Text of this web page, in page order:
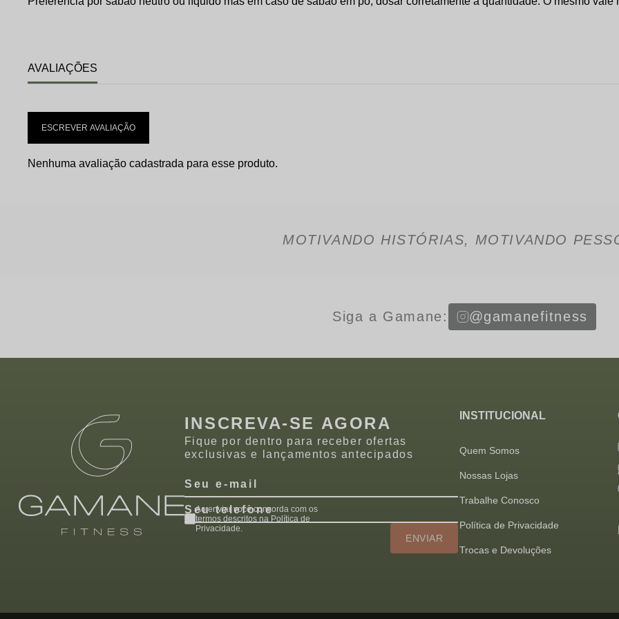
AVALIAÇÕES
ESCREVER AVALIAÇÃO
Nenhuma avaliação cadastrada para esse produto.
MOTIVANDO HISTÓRIAS, MOTIVANDO
Siga a Gamane: @gamanefitness
INSCREVA-SE AGORA
Fique por dentro para receber ofertas
exclusivas e lançamentos antecipados
Seu telefone
Seu e-mail
ENVIAR
Ao enviar você concorda com os
termos descritos na Política de
Privacidade.
INSTITUCIONAL
Quem Somos
Nossas Lojas
Trabalhe Conosco
Política de Privacidade
Trocas e Devoluções